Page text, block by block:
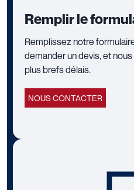
Remplir le
Remplissez notre
demander un devis, et
plus brefs délais.
NOUS CONTACTER